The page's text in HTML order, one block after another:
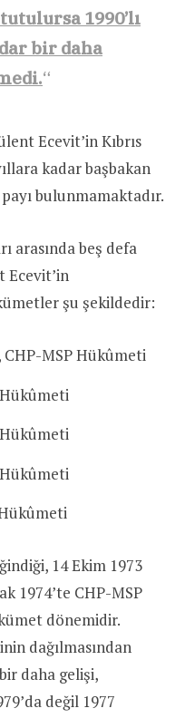
1990’lı
bir daha
“
Ecevit’in Kıbrıs
kadar başbakan
bulunmamaktadır.
arasında beş defa
Ecevit’in
şu şekildedir:
MSP Hükûmeti‎
14 Ekim 1973
1974’te CHP-MSP
dönemidir.
dağılmasından
daha gelişi,
değil 1977